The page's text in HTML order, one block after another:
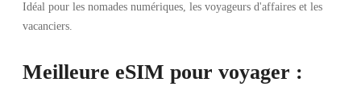
Idéal pour les nomades numériques, les voyageurs d'affaires et les
vacanciers.
Meilleure eSIM pour voyager :